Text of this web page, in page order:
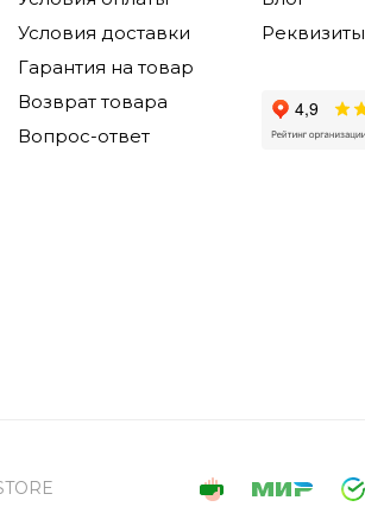
Условия доставки
Гарантия на товар
Возврат товара
Вопрос-ответ
Реквизиты